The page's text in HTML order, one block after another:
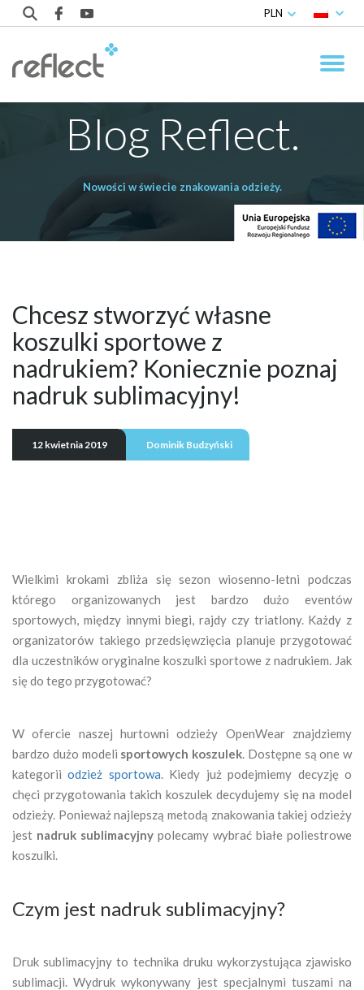
PLN
Blog Reflect.
Nowości w świecie znakowania odzieży.
Chcesz stworzyć własne
koszulki sportowe z
nadrukiem? Koniecznie poznaj
nadruk sublimacyjny!
12 kwietnia 2019 Dominik Budzyński
Wielkimi krokami zbliża się sezon wiosenno-letni podczas
którego organizowanych jest bardzo dużo eventów
sportowych, między innymi biegi, rajdy czy triatlony. Każdy z
organizatorów takiego przedsięwzięcia planuje przygotować
dla uczestników oryginalne koszulki sportowe z nadrukiem. Jak
się do tego przygotować?
W ofercie naszej hurtowni odzieży OpenWear znajdziemy
bardzo dużo modeli sportowych koszulek. Dostępne są one w
kategoriiodzież sportowa. Kiedy już podejmiemy decyzję o
chęci przygotowania takich koszulek decydujemy się na model
odzieży. Ponieważ najlepszą metodą znakowania takiej odzieży
jest nadruk sublimacyjny polecamy wybrać białe poliestrowe
koszulki.
Czym jest nadruk sublimacyjny?
Druk sublimacyjny to technika druku wykorzystująca zjawisko
sublimacji. Wydruk wykonywany jest specjalnymi tuszami na